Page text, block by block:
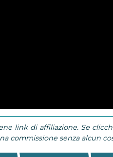
link di affiliazione. Se
commissione senza alcun